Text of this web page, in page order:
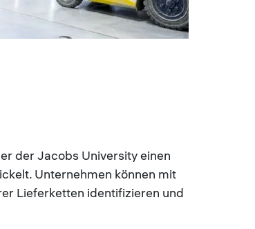
der Jacobs University einen
Unternehmen können mit
Lieferketten identifizieren und